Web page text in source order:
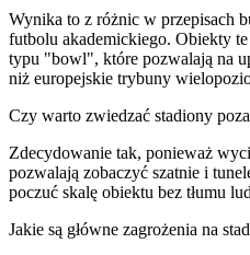
Wynika to z różnic w przepisach
futbolu akademickiego. Obiekty
typu "bowl", które pozwalają na
niż europejskie trybuny
Czy warto zwiedzać stadiony
Zdecydowanie tak, ponieważ
pozwalają zobaczyć szatnie i
poczuć skalę obiektu bez tłumu
Jakie są główne zagrożenia na